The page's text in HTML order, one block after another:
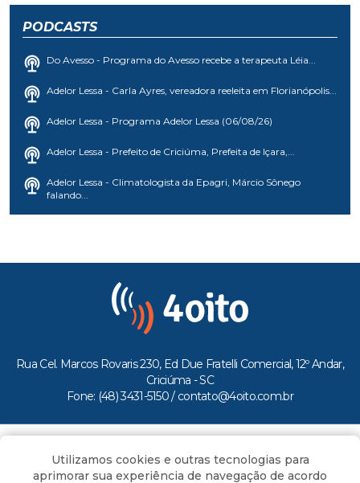
PODCASTS
Do Avesso - Programa do Avesso recebe a terapeuta Léia...
Adelor Lessa - Carla Ayres, vereadora reeleita em Florianópolis...
Adelor Lessa - Programa Adelor Lessa (06/08/26)
Adelor Lessa - Prefeito de Criciúma, Prefeita de Içara,...
Adelor Lessa - Climatologista da Epagri, Márcio Sônego
falando...
Rua Cel. Marcos Rovaris 230, Ed Due Fratelli Comercial, 12º Andar,
Criciúma - SC
Fone: (48) 3431-5150 / contato@4oito.com.br
Todos os direitos reservados ao Portal 4oito
Utilizamos cookies e outras tecnologias para
aprimorar sua experiência de navegação de acordo